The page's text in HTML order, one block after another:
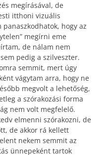
megírásával, de
itthoni vizuális
hogy az
megírni eme
de nálam nem
pedig a szilveszter.
semmit, mert úgy
vágytam arra, hogy ne
megvolt a lehetőség,
a szórakozási forma
nem volt megfelelő.
elmenni szórakozni, de
de akkor rá kellett
nekem semmit az
ünnepeként tartok